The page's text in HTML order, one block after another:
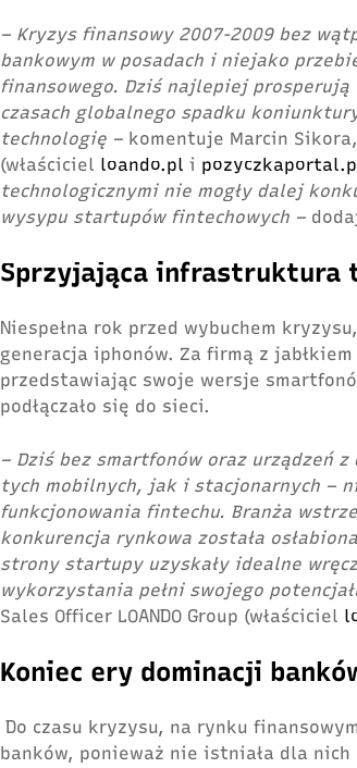
– Kryzys finansowy 2007-2009 bez
bankowym w posadach i niejako
finansowego. Dziś najlepiej
czasach globalnego spadku
technologię – komentuje Marcin Sikora,
(właściciel loando.pl i
technologicznymi nie mogły dalej
wysypu startupów fintechowych –
Sprzyjająca infrastruktura
Niespełna rok przed wybuchem
generacja iphonów. Za firmą z
przedstawiając swoje wersje
podłączało się do sieci.
– Dziś bez smartfonów oraz urządzeń
tych mobilnych, jak i stacjonarnych –
funkcjonowania fintechu. Branża
konkurencja rynkowa została
strony startupy uzyskały idealne
wykorzystania pełni swojego
Sales Officer LOANDO Group (właściciel
Koniec ery dominacji
Do czasu kryzysu, na rynku
banków, ponieważ nie istniała dla